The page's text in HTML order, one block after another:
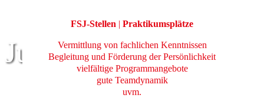
Jugend
FSJ-Stellen | Praktikumsplätze
Vermittlung von fachlichen Kenntnissen
Begleitung und Förderung der Persönlichkeit
vielfältige Programmangebote
gute Teamdynamik
uvm.